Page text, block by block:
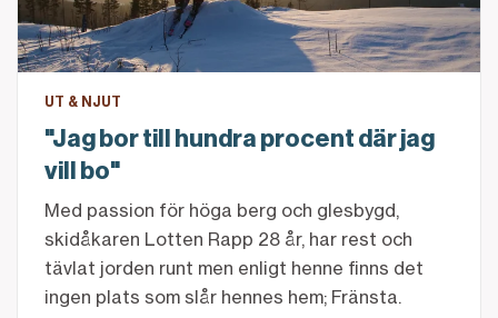
UT & NJUT
"Jag bor till hundra procent där jag
vill bo"
Med passion för höga berg och glesbygd,
skidåkaren Lotten Rapp 28 år, har rest och
tävlat jorden runt men enligt henne finns det
ingen plats som slår hennes hem; Fränsta.